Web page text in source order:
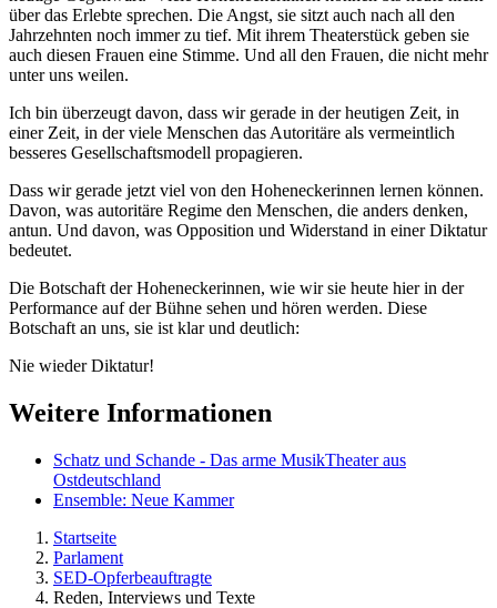
über das Erlebte sprechen. Die Angst, sie sitzt auch nach all den
Jahrzehnten noch immer zu tief. Mit ihrem Theaterstück geben sie
auch diesen Frauen eine Stimme. Und all den Frauen, die nicht mehr
unter uns weilen.
Ich bin überzeugt davon, dass wir gerade in der heutigen Zeit, in
einer Zeit, in der viele Menschen das Autoritäre als vermeintlich
besseres Gesellschaftsmodell propagieren.
Dass wir gerade jetzt viel von den Hoheneckerinnen lernen können.
Davon, was autoritäre Regime den Menschen, die anders denken,
antun. Und davon, was Opposition und Widerstand in einer Diktatur
bedeutet.
Die Botschaft der Hoheneckerinnen, wie wir sie heute hier in der
Performance auf der Bühne sehen und hören werden. Diese
Botschaft an uns, sie ist klar und deutlich:
Nie wieder Diktatur!
Weitere Informationen
Schatz und Schande - Das arme MusikTheater aus
Ostdeutschland
Ensemble: Neue Kammer
Startseite
Parlament
SED-Opferbeauftragte
Reden, Interviews und Texte